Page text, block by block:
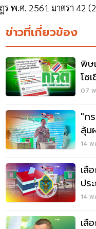
พ.ศ. 2561 มาตรา 42
ข่าวที่เกี่ยวข้อง
พิษ
โซ
07 พ
"ก
ลุ้น
เย็
14
เลื
ปร
14 พ
เลื